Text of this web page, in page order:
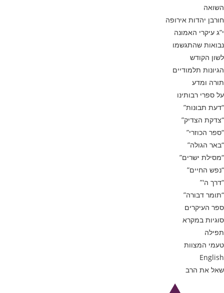
השואה
חורבן יהדות אירופה
י”ג עיקרי האמונה
נבואות שהתגשמו
לשון הקודש
הגיונות תלמודיים
תורה ומדע
על ספרי רבותינו
“דעת תבונות”
“צדקת הצדיק”
“ספר הכוזרי”
“באר הגולה”
“מסילת ישרים”
“נפש החיים”
“דרך ה'”
“תומר דבורה”
ספר העיקרים
סוגיות במקרא
תפילה
טעמי המצוות
English
שאל את הרב